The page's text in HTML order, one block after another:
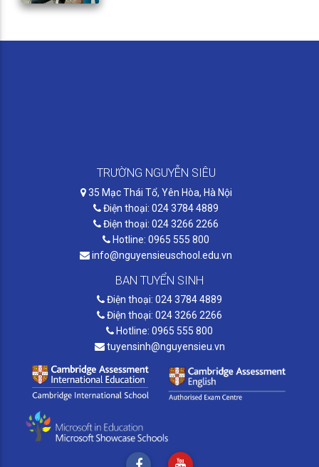
TRƯỜNG NGUYỄN SIÊU
35 Mạc Thái Tổ, Yên Hòa, Hà Nội
Điện thoại: 024 3784 4889
Điện thoại: 024 3266 2266
Hotline: 0965 555 800
info@nguyensieuschool.edu.vn
BAN TUYỂN SINH
Điện thoại: 024 3784 4889
Điện thoại: 024 3266 2266
Hotline: 0965 555 800
tuyensinh@nguyensieu.vn